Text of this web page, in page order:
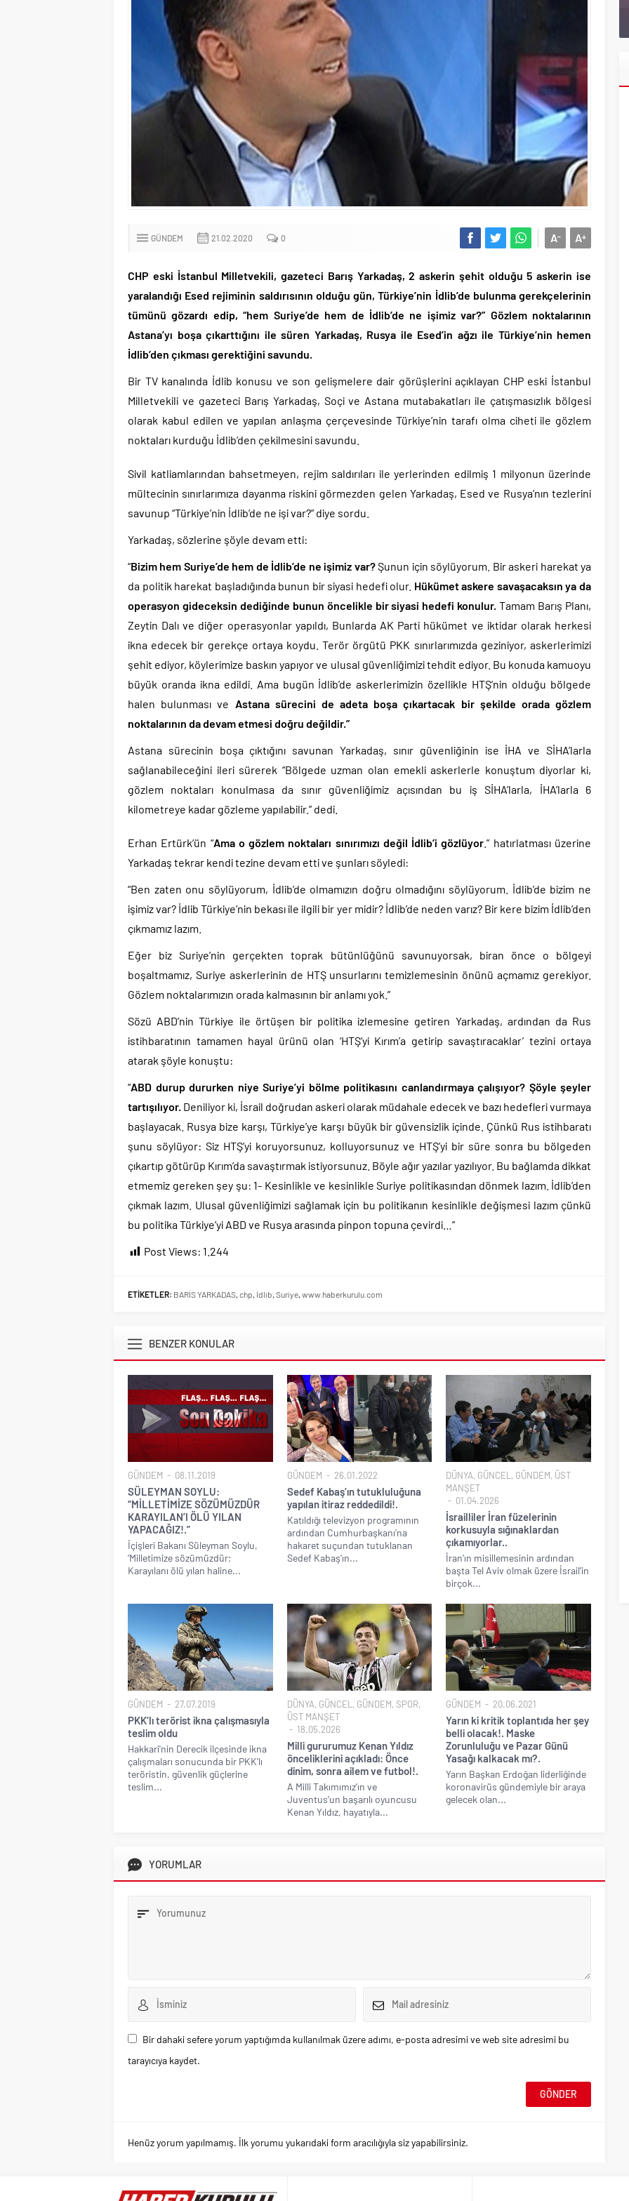
Türkiye’nin ilk kadın hava kuvvetleri paşası hayırlı olsun..
CHP’li Erdal Beşikçioğlu’nun uyuşturucu testi pozitif çıktı!.
Bay Kemal gibi şimdiden “İktidar Olamazsam İstifa Ederim” gazları vermeye başladı!.
ABD’de de 25 eyalet Trump yönetimine karşı dava açtı!.
Rüşvet ve yolsuzluktan tutuklanan CHP’li Erdal Beşikçioğlu görevden uzaklaştırıldı!.
İngilizler 12. adamları Özgür Özel’i hazırlama telâşına düştü!.
Uğur Mumcu dosyası 33 yıl sonra yeniden açılıyor..
CHP Lideri Kılıçdaoğlu’ndan Terörsüz Türkiye sürecine destek açıklaması..
Denize döktüğümüz(!) Yunanların ekonomisini şaha kaldırdık!.
Etimesgut Belediye Başkanı Erdal Beşikçioğlu hakkında tutuklama talebi..
Donald Trump’ın İran saldırılarını durdurma kararını Netanyahu da sosyal medyadan öğrendi..
Günlerdir İran’a tehditler savurarak atıp tutan Trump yine kıvırdı!.
Merkez Bankası’ndan Kripto Varlık Merkezi Kayıt Sistemi’ne onay..
CHP’den AK Parti’ye geçen Tuzla Belediye Başkanı’ndan ilk açıklama..
Efsane Başkan Aziz Yıldırım’dan Acun Ilıcalı’ya sert sözler!.
CHP içindeki Rüşvet, Yolsuzluk, Hırsızlık ve baskı skandalları gündemden düşmüyor!.
3 CHP’li Belediye Başkanı ile 1 İyi Partili milletvekili AK Parti’ye geçiyor..
Parti dün kuruldu il başkanı bugün rüşvetten gözaltına alındı!.
GÜNDEM 21.02.2020 0 A+
A-
CHP eski İstanbul Milletvekili, gazeteci Barış Yarkadaş, 2 askerin şehit olduğu 5 askerin ise
yaralandığı Esed rejiminin saldırısının olduğu gün, Türkiye’nin İdlib’de bulunma gerekçelerinin
tümünü gözardı edip, “hem Suriye’de hem de İdlib’de ne işimiz var?” Gözlem noktalarının
Astana’yı boşa çıkarttığını ile süren Yarkadaş, Rusya ile Esed’in ağzı ile Türkiye’nin hemen
İdlib’den çıkması gerektiğini savundu.
Bir TV kanalında İdlib konusu ve son gelişmelere dair görüşlerini açıklayan CHP eski İstanbul
Milletvekili ve gazeteci Barış Yarkadaş, Soçi ve Astana mutabakatları ile çatışmasızlık bölgesi
olarak kabul edilen ve yapılan anlaşma çerçevesinde Türkiye’nin tarafı olma ciheti ile gözlem
noktaları kurduğu İdlib’den çekilmesini savundu.
Sivil katliamlarından bahsetmeyen, rejim saldırıları ile yerlerinden edilmiş 1 milyonun üzerinde
mültecinin sınırlarımıza dayanma riskini görmezden gelen Yarkadaş, Esed ve Rusya’nın tezlerini
savunup “Türkiye’nin İdlib’de ne işi var?” diye sordu.
Yarkadaş, sözlerine şöyle devam etti:
“Bizim hem Suriye’de hem de İdlib’de ne işimiz var?Şunun için söylüyorum. Bir askeri harekat ya
da politik harekat başladığında bunun bir siyasi hedefi olur. Hükümet askere savaşacaksın ya da
operasyon gideceksin dediğinde bunun öncelikle bir siyasi hedefi konulur. Tamam Barış Planı,
Zeytin Dalı ve diğer operasyonlar yapıldı, Bunlarda AK Parti hükümet ve iktidar olarak herkesi
ikna edecek bir gerekçe ortaya koydu. Terör örgütü PKK sınırlarımızda geziniyor, askerlerimizi
şehit ediyor, köylerimize baskın yapıyor ve ulusal güvenliğimizi tehdit ediyor. Bu konuda kamuoyu
büyük oranda ikna edildi. Ama bugün İdlib’de askerlerimizin özellikle HTŞ’nin olduğu bölgede
halen bulunması ve Astana sürecini de adeta boşa çıkartacak bir şekilde orada gözlem
noktalarının da devam etmesi doğru değildir.”
Astana sürecinin boşa çıktığını savunan Yarkadaş, sınır güvenliğinin ise İHA ve SİHA’larla
sağlanabileceğini ileri sürerek “Bölgede uzman olan emekli askerlerle konuştum diyorlar ki,
gözlem noktaları konulmasa da sınır güvenliğimiz açısından bu iş SİHA’larla, İHA’larla 6
kilometreye kadar gözleme yapılabilir.” dedi.
Erhan Ertürk’ün “Ama o gözlem noktaları sınırımızı değil İdlib’i gözlüyor .” hatırlatması üzerine
Yarkadaş tekrar kendi tezine devam etti ve şunları söyledi:
“Ben zaten onu söylüyorum, İdlib’de olmamızın doğru olmadığını söylüyorum. İdlib’de bizim ne
işimiz var? İdlib Türkiye’nin bekası ile ilgili bir yer midir? İdlib’de neden varız? Bir kere bizim İdlib’den
çıkmamız lazım.
Eğer biz Suriye’nin gerçekten toprak bütünlüğünü savunuyorsak, biran önce o bölgeyi
boşaltmamız, Suriye askerlerinin de HTŞ unsurlarını temizlemesinin önünü açmamız gerekiyor.
Gözlem noktalarımızın orada kalmasının bir anlamı yok.”
Sözü ABD’nin Türkiye ile örtüşen bir politika izlemesine getiren Yarkadaş, ardından da Rus
istihbaratının tamamen hayal ürünü olan ‘HTŞ’yi Kırım’a getirip savaştıracaklar’ tezini ortaya
atarak şöyle konuştu:
“ABD durup dururken niye Suriye’yi bölme politikasını canlandırmaya çalışıyor? Şöyle şeyler
tartışılıyor. Deniliyor ki, İsrail doğrudan askeri olarak müdahale edecek ve bazı hedefleri vurmaya
başlayacak. Rusya bize karşı, Türkiye’ye karşı büyük bir güvensizlik içinde. Çünkü Rus istihbaratı
şunu söylüyor: Siz HTŞ’yi koruyorsunuz, kolluyorsunuz ve HTŞ’yi bir süre sonra bu bölgeden
çıkartıp götürüp Kırım’da savaştırmak istiyorsunuz. Böyle ağır yazılar yazılıyor. Bu bağlamda dikkat
etmemiz gereken şey şu: 1- Kesinlikle ve kesinlikle Suriye politikasından dönmek lazım. İdlib’den
çıkmak lazım. Ulusal güvenliğimizi sağlamak için bu politikanın kesinlikle değişmesi lazım çünkü
bu politika Türkiye’yi ABD ve Rusya arasında pinpon topuna çevirdi…”
Post Views: 1.244
ETİKETLER: BARİS YARKADAS, chp, İdlib, Suriye, www.haberkurulu.com
BENZER KONULAR
GÜNDEM 08.11.2019
SÜLEYMAN SOYLU:
“MİLLETİMİZE SÖZÜMÜZDÜR
KARAYILAN’I ÖLÜ YILAN
YAPACAĞIZ!.”
İçişleri Bakanı Süleyman Soylu,
‘Milletimize sözümüzdür;
Karayılanı ölü yılan haline...
GÜNDEM 26.01.2022
Sedef Kabaş’ın tutukluluğuna
yapılan itiraz reddedildi!.
Katıldığı televizyon programının
ardından Cumhurbaşkanı’na
hakaret suçundan tutuklanan
Sedef Kabaş’ın...
DÜNYA, GÜNCEL , GÜNDEM, ÜST
MANŞET
01.04.2026
İsrailliler İran füzelerinin
korkusuyla sığınaklardan
çıkamıyorlar..
İran’ın misillemesinin ardından
başta Tel Aviv olmak üzere İsrail’in
birçok...
GÜNDEM 27.07.2019
PKK’lı terörist ikna çalışmasıyla
teslim oldu
Hakkari'nin Derecik ilçesinde ikna
çalışmaları sonucunda bir PKK'lı
teröristin, güvenlik güçlerine
teslim...
DÜNYA, GÜNCEL , GÜNDEM, SPOR,
ÜST MANŞET
18.05.2026
Milli gururumuz Kenan Yıldız
önceliklerini açıkladı: Önce
dinim, sonra ailem ve futbol!.
A Milli Takımımız’ın ve
Juventus’un başarılı oyuncusu
Kenan Yıldız, hayatıyla...
GÜNDEM 20.06.2021
Yarın ki kritik toplantıda her şey
belli olacak!. Maske
Zorunluluğu ve Pazar Günü
Yasağı kalkacak mı?.
Yarın Başkan Erdoğan liderliğinde
koronavirüs gündemiyle bir araya
gelecek olan...
YORUMLAR
Bir dahaki sefere yorum yaptığımda kullanılmak üzere adımı, e-posta adresimi ve web site adresimi bu
tarayıcıya kaydet.
Henüz yorum yapılmamış. İlk yorumu yukarıdaki form aracılığıyla siz yapabilirsiniz.